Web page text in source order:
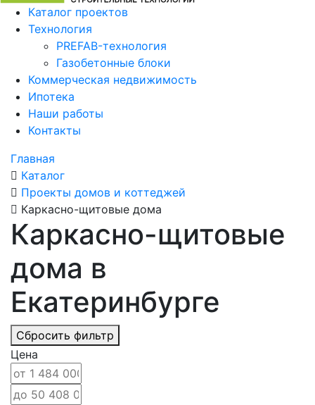
Каталог проектов
Технология
PREFAB-технология
Газобетонные блоки
Коммерческая недвижимость
Ипотека
Наши работы
Контакты
Главная
Каталог
Проекты домов и коттеджей
Каркасно-щитовые дома
Каркасно-щитовые
дома в
Екатеринбурге
Сбросить фильтр
Цена